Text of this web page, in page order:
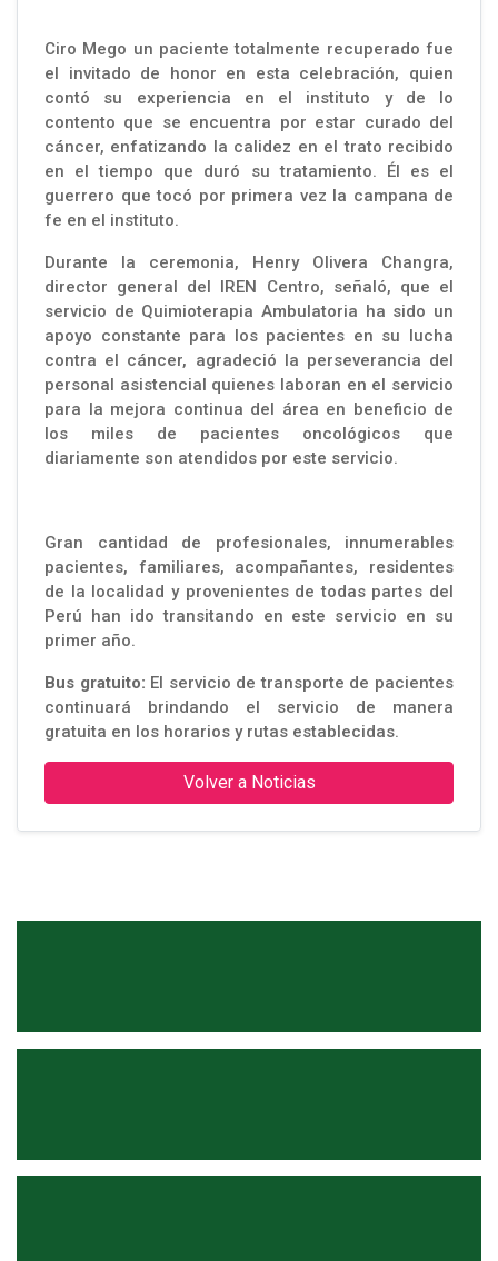
Ciro Mego un paciente totalmente recuperado fue
el invitado de honor en esta celebración, quien
contó su experiencia en el instituto y de lo
contento que se encuentra por estar curado del
cáncer, enfatizando la calidez en el trato recibido
en el tiempo que duró su tratamiento. Él es el
guerrero que tocó por primera vez la campana de
fe en el instituto.
Durante la ceremonia, Henry Olivera Changra,
director general del IREN Centro, señaló, que el
servicio de Quimioterapia Ambulatoria ha sido un
apoyo constante para los pacientes en su lucha
contra el cáncer, agradeció la perseverancia del
personal asistencial quienes laboran en el servicio
para la mejora continua del área en beneficio de
los miles de pacientes oncológicos que
diariamente son atendidos por este servicio.
Gran cantidad de profesionales, innumerables
pacientes, familiares, acompañantes, residentes
de la localidad y provenientes de todas partes del
Perú han ido transitando en este servicio en su
primer año.
Bus gratuito: El servicio de transporte de pacientes
continuará brindando el servicio de manera
gratuita en los horarios y rutas establecidas.
Volver a Noticias